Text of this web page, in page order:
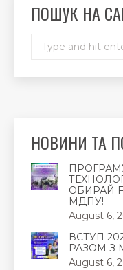
windowwindowwindow
ПОШУК НА
НОВИНИ ТА
ОБИРАЙ
МДПУ!
August 6,
ВСТУП
РАЗОМ З
August 6,